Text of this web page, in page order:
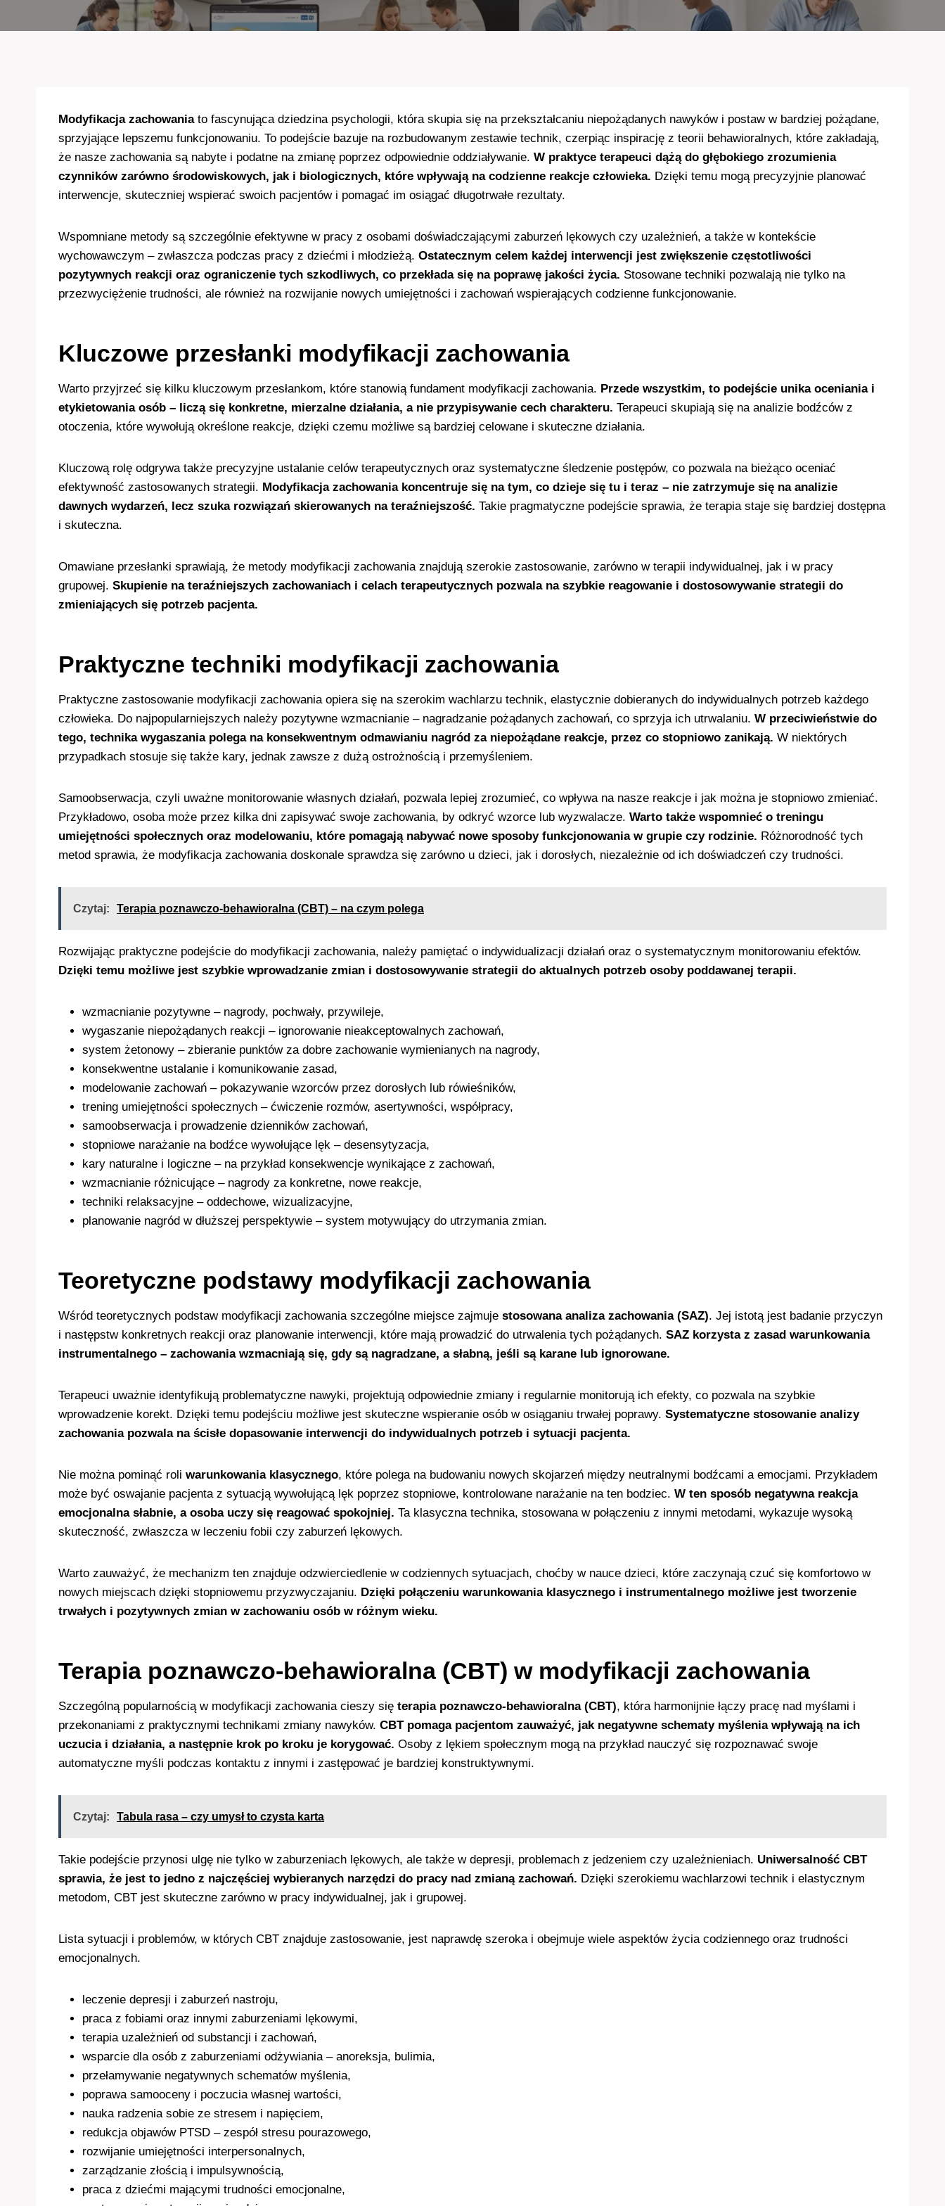
Modyfikacja zachowaniato fascynująca dziedzina psychologii, która skupia się na przekształcaniu niepożądanych nawyków i postaw w bardziej pożądane,
sprzyjające lepszemu funkcjonowaniu. To podejście bazuje na rozbudowanym zestawie technik, czerpiąc inspirację z teorii behawioralnych, które zakładają,
że nasze zachowania są nabyte i podatne na zmianę poprzez odpowiednie oddziaływanie. W praktyce terapeuci dążą do głębokiego zrozumienia
czynników zarówno środowiskowych, jak i biologicznych, które wpływają na codzienne reakcje człowieka. Dzięki temu mogą precyzyjnie planować
interwencje, skuteczniej wspierać swoich pacjentów i pomagać im osiągać długotrwałe rezultaty.
Wspomniane metody są szczególnie efektywne w pracy z osobami doświadczającymi zaburzeń lękowych czy uzależnień, a także w kontekście
wychowawczym – zwłaszcza podczas pracy z dziećmi i młodzieżą. Ostatecznym celem każdej interwencji jest zwiększenie częstotliwości
pozytywnych reakcji oraz ograniczenie tych szkodliwych, co przekłada się na poprawę jakości życia. Stosowane techniki pozwalają nie tylko na
przezwyciężenie trudności, ale również na rozwijanie nowych umiejętności i zachowań wspierających codzienne funkcjonowanie.
Kluczowe przesłanki modyfikacji zachowania
Warto przyjrzeć się kilku kluczowym przesłankom, które stanowią fundament modyfikacji zachowania. Przede wszystkim, to podejście unika oceniania i
etykietowania osób – liczą się konkretne, mierzalne działania, a nie przypisywanie cech charakteru. Terapeuci skupiają się na analizie bodźców z
otoczenia, które wywołują określone reakcje, dzięki czemu możliwe są bardziej celowane i skuteczne działania.
Kluczową rolę odgrywa także precyzyjne ustalanie celów terapeutycznych oraz systematyczne śledzenie postępów, co pozwala na bieżąco oceniać
efektywność zastosowanych strategii. Modyfikacja zachowania koncentruje się na tym, co dzieje się tu i teraz – nie zatrzymuje się na analizie
dawnych wydarzeń, lecz szuka rozwiązań skierowanych na teraźniejszość. Takie pragmatyczne podejście sprawia, że terapia staje się bardziej dostępna
i skuteczna.
Omawiane przesłanki sprawiają, że metody modyfikacji zachowania znajdują szerokie zastosowanie, zarówno w terapii indywidualnej, jak i w pracy
grupowej. Skupienie na teraźniejszych zachowaniach i celach terapeutycznych pozwala na szybkie reagowanie i dostosowywanie strategii do
zmieniających się potrzeb pacjenta.
Praktyczne techniki modyfikacji zachowania
Praktyczne zastosowanie modyfikacji zachowania opiera się na szerokim wachlarzu technik, elastycznie dobieranych do indywidualnych potrzeb każdego
człowieka. Do najpopularniejszych należy pozytywne wzmacnianie – nagradzanie pożądanych zachowań, co sprzyja ich utrwalaniu. W przeciwieństwie do
tego, technika wygaszania polega na konsekwentnym odmawianiu nagród za niepożądane reakcje, przez co stopniowo zanikają. W niektórych
przypadkach stosuje się także kary, jednak zawsze z dużą ostrożnością i przemyśleniem.
Samoobserwacja, czyli uważne monitorowanie własnych działań, pozwala lepiej zrozumieć, co wpływa na nasze reakcje i jak można je stopniowo zmieniać.
Przykładowo, osoba może przez kilka dni zapisywać swoje zachowania, by odkryć wzorce lub wyzwalacze. Warto także wspomnieć o treningu
umiejętności społecznych oraz modelowaniu, które pomagają nabywać nowe sposoby funkcjonowania w grupie czy rodzinie. Różnorodność tych
metod sprawia, że modyfikacja zachowania doskonale sprawdza się zarówno u dzieci, jak i dorosłych, niezależnie od ich doświadczeń czy trudności.
Czytaj: Terapia poznawczo-behawioralna (CBT) – na czym polega
Rozwijając praktyczne podejście do modyfikacji zachowania, należy pamiętać o indywidualizacji działań oraz o systematycznym monitorowaniu efektów.
Dzięki temu możliwe jest szybkie wprowadzanie zmian i dostosowywanie strategii do aktualnych potrzeb osoby poddawanej terapii.
wzmacnianie pozytywne – nagrody, pochwały, przywileje,
wygaszanie niepożądanych reakcji – ignorowanie nieakceptowalnych zachowań,
system żetonowy – zbieranie punktów za dobre zachowanie wymienianych na nagrody,
konsekwentne ustalanie i komunikowanie zasad,
modelowanie zachowań – pokazywanie wzorców przez dorosłych lub rówieśników,
trening umiejętności społecznych – ćwiczenie rozmów, asertywności, współpracy,
samoobserwacja i prowadzenie dzienników zachowań,
stopniowe narażanie na bodźce wywołujące lęk – desensytyzacja,
kary naturalne i logiczne – na przykład konsekwencje wynikające z zachowań,
wzmacnianie różnicujące – nagrody za konkretne, nowe reakcje,
techniki relaksacyjne – oddechowe, wizualizacyjne,
planowanie nagród w dłuższej perspektywie – system motywujący do utrzymania zmian.
Teoretyczne podstawy modyfikacji zachowania
Wśród teoretycznych podstaw modyfikacji zachowania szczególne miejsce zajmuje stosowana analiza zachowania (SAZ). Jej istotą jest badanie przyczyn
i następstw konkretnych reakcji oraz planowanie interwencji, które mają prowadzić do utrwalenia tych pożądanych. SAZ korzysta z zasad warunkowania
instrumentalnego – zachowania wzmacniają się, gdy są nagradzane, a słabną, jeśli są karane lub ignorowane.
Terapeuci uważnie identyfikują problematyczne nawyki, projektują odpowiednie zmiany i regularnie monitorują ich efekty, co pozwala na szybkie
wprowadzenie korekt. Dzięki temu podejściu możliwe jest skuteczne wspieranie osób w osiąganiu trwałej poprawy. Systematyczne stosowanie analizy
zachowania pozwala na ścisłe dopasowanie interwencji do indywidualnych potrzeb i sytuacji pacjenta.
Nie można pominąć roli warunkowania klasycznego, które polega na budowaniu nowych skojarzeń między neutralnymi bodźcami a emocjami. Przykładem
może być oswajanie pacjenta z sytuacją wywołującą lęk poprzez stopniowe, kontrolowane narażanie na ten bodziec. W ten sposób negatywna reakcja
emocjonalna słabnie, a osoba uczy się reagować spokojniej. Ta klasyczna technika, stosowana w połączeniu z innymi metodami, wykazuje wysoką
skuteczność, zwłaszcza w leczeniu fobii czy zaburzeń lękowych.
Warto zauważyć, że mechanizm ten znajduje odzwierciedlenie w codziennych sytuacjach, choćby w nauce dzieci, które zaczynają czuć się komfortowo w
nowych miejscach dzięki stopniowemu przyzwyczajaniu. Dzięki połączeniu warunkowania klasycznego i instrumentalnego możliwe jest tworzenie
trwałych i pozytywnych zmian w zachowaniu osób w różnym wieku.
Terapia poznawczo-behawioralna (CBT) w modyfikacji zachowania
Szczególną popularnością w modyfikacji zachowania cieszy się terapia poznawczo-behawioralna (CBT), która harmonijnie łączy pracę nad myślami i
przekonaniami z praktycznymi technikami zmiany nawyków. CBT pomaga pacjentom zauważyć, jak negatywne schematy myślenia wpływają na ich
uczucia i działania, a następnie krok po kroku je korygować. Osoby z lękiem społecznym mogą na przykład nauczyć się rozpoznawać swoje
automatyczne myśli podczas kontaktu z innymi i zastępować je bardziej konstruktywnymi.
Czytaj: Tabula rasa – czy umysł to czysta karta
Takie podejście przynosi ulgę nie tylko w zaburzeniach lękowych, ale także w depresji, problemach z jedzeniem czy uzależnieniach. Uniwersalność CBT
sprawia, że jest to jedno z najczęściej wybieranych narzędzi do pracy nad zmianą zachowań. Dzięki szerokiemu wachlarzowi technik i elastycznym
metodom, CBT jest skuteczne zarówno w pracy indywidualnej, jak i grupowej.
Lista sytuacji i problemów, w których CBT znajduje zastosowanie, jest naprawdę szeroka i obejmuje wiele aspektów życia codziennego oraz trudności
emocjonalnych.
leczenie depresji i zaburzeń nastroju,
praca z fobiami oraz innymi zaburzeniami lękowymi,
terapia uzależnień od substancji i zachowań,
wsparcie dla osób z zaburzeniami odżywiania – anoreksja, bulimia,
przełamywanie negatywnych schematów myślenia,
poprawa samooceny i poczucia własnej wartości,
nauka radzenia sobie ze stresem i napięciem,
redukcja objawów PTSD – zespół stresu pourazowego,
rozwijanie umiejętności interpersonalnych,
zarządzanie złością i impulsywnością,
praca z dziećmi mającymi trudności emocjonalne,